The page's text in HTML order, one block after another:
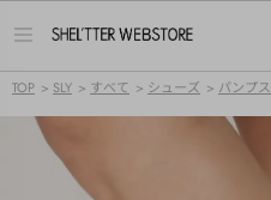
メ
ー
TOP > SLY > すべて > シューズ > パンプス